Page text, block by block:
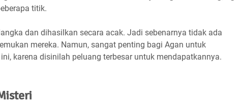
titik.
dan dihasilkan secara acak. Jadi sebenarnya tidak ada
mereka. Namun, sangat penting bagi Agan untuk
karena disinilah peluang terbesar untuk mendapatkannya.